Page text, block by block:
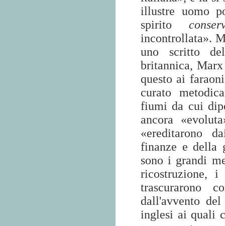
illustre uomo
spirito
incontrollata».
uno scritto
britannica,
questo ai
curato
fiumi da cui
ancora
«ereditarono
finanze e della
sono i grandi
ricostruzione, i
trascurarono
dall'avvento
inglesi ai quali